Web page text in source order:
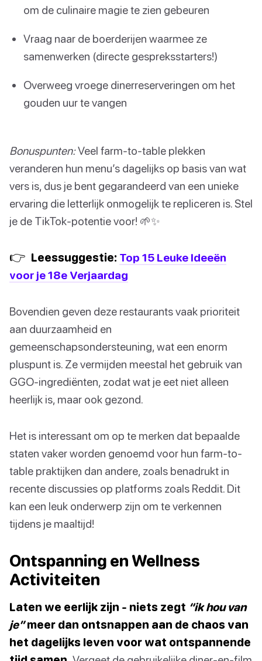
om de culinaire magie te zien gebeuren
Vraag naar de boerderijen waarmee ze
samenwerken (directe gespreksstarters!)
Overweeg vroege dinerreserveringen om het
gouden uur te vangen
Bonuspunten:Veel farm-to-table plekken
veranderen hun menu’s dagelijks op basis van wat
vers is, dus je bent gegarandeerd van een unieke
ervaring die letterlijk onmogelijk te repliceren is. Stel
je de TikTok-potentie voor! 🌱✨
👉 Leessuggestie: Top 15 Leuke Ideeën
voor je 18e Verjaardag
Bovendien geven deze restaurants vaak prioriteit
aan duurzaamheid en
gemeenschapsondersteuning, wat een enorm
pluspunt is. Ze vermijden meestal het gebruik van
GGO-ingrediënten, zodat wat je eet niet alleen
heerlijk is, maar ook gezond.
Het is interessant om op te merken dat bepaalde
staten vaker worden genoemd voor hun farm-to-
table praktijken dan andere, zoals benadrukt in
recente discussies op platforms zoals Reddit. Dit
kan een leuk onderwerp zijn om te verkennen
tijdens je maaltijd!
Ontspanning en Wellness
Activiteiten
Laten we eerlijk zijn - niets zegt “ik hou van
je”meer dan ontsnappen aan de chaos van
het dagelijks leven voor wat ontspannende